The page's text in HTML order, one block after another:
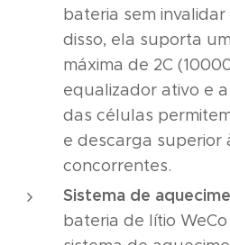
bateria sem
disso, ela suporta
máxima de 2C
equalizador ativo e
das células
e descarga superior
concorrentes.
Sistema de
bateria de lítio